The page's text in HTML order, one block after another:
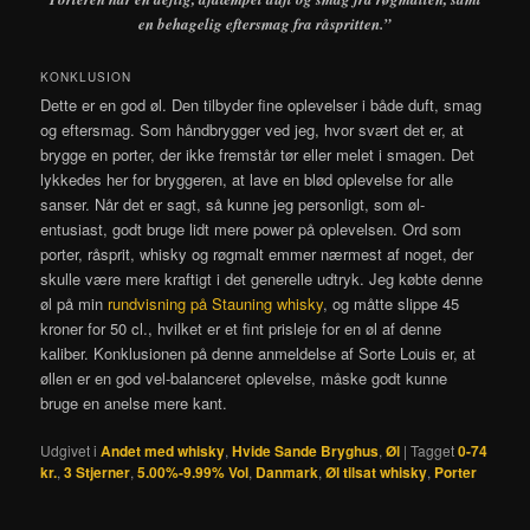
en behagelig eftersmag fra råspritten.”
KONKLUSION
Dette er en god øl. Den tilbyder fine oplevelser i både duft, smag
og eftersmag. Som håndbrygger ved jeg, hvor svært det er, at
brygge en porter, der ikke fremstår tør eller melet i smagen. Det
lykkedes her for bryggeren, at lave en blød oplevelse for alle
sanser. Når det er sagt, så kunne jeg personligt, som øl-
entusiast, godt bruge lidt mere power på oplevelsen. Ord som
porter, råsprit, whisky og røgmalt emmer nærmest af noget, der
skulle være mere kraftigt i det generelle udtryk. Jeg købte denne
øl på min rundvisning på Stauning whisky, og måtte slippe 45
kroner for 50 cl., hvilket er et fint prisleje for en øl af denne
kaliber. Konklusionen på denne anmeldelse af Sorte Louis er, at
øllen er en god vel-balanceret oplevelse, måske godt kunne
bruge en anelse mere kant.
Udgivet i Andet med whisky,Hvide Sande Bryghus,Øl |Tagget0-74
kr.,3 Stjerner,5.00%-9.99% Vol, Danmark,Øl tilsat whisky, Porter